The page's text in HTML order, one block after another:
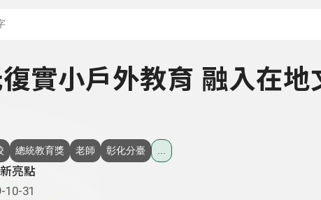
實小戶外教育 融入在地
總統教育獎 老師 彰化分臺
亮點
10-31